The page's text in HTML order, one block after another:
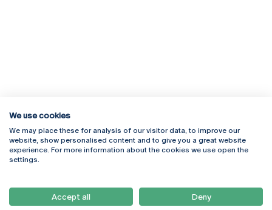
Rua Diogo Botelho 1327
4169-005 Porto
+351 226 196 240
Campus Online
Webmail
Como Chegar
Newsletter
We use cookies
We may place these for analysis of our visitor data, to improve our
website, show personalised content and to give you a great website
experience. For more information about the cookies we use open the
settings.
Accept all Deny